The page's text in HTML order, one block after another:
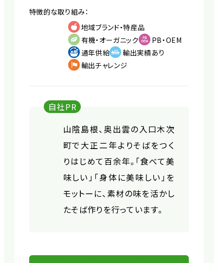
特徴的な取り組み：
地域ブランド・特産品
有機・オーガニック
PB・OEM
通年供給
輸出実績あり
輸出チャレンジ
自社PR
山陰島根、奥出雲の入口木次
町で大正二年よりそばをつく
りはじめて百余年。「食べて美
味しい」「身体に美味しい」を
モットーに、素材の味を活かし
たそば作りを行っています。